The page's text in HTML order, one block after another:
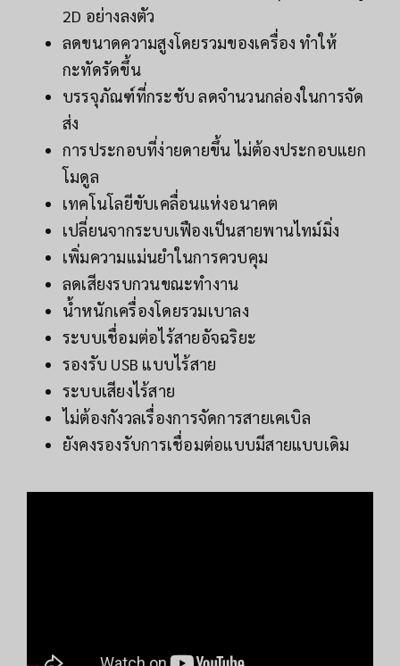
2D อย่างลงตัว
ลดขนาดความสูงโดยรวมของเครื่อง ทำให้
กะทัดรัดขึ้น
บรรจุภัณฑ์ที่กระชับ ลดจำนวนกล่องในการจัด
ส่ง
การประกอบที่ง่ายดายขึ้น ไม่ต้องประกอบแยก
โมดูล
เทคโนโลยีขับเคลื่อนแห่งอนาคต
เปลี่ยนจากระบบเฟืองเป็นสายพานไทม์มิ่ง
เพิ่มความแม่นยำในการควบคุม
ลดเสียงรบกวนขณะทำงาน
น้ำหนักเครื่องโดยรวมเบาลง
ระบบเชื่อมต่อไร้สายอัจฉริยะ
รองรับ USB แบบไร้สาย
ระบบเสียงไร้สาย
ไม่ต้องกังวลเรื่องการจัดการสายเคเบิล
ยังคงรองรับการเชื่อมต่อแบบมีสายแบบเดิม